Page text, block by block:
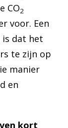
CO2
voor. Een
is dat het
te zijn op
manier
en
kort